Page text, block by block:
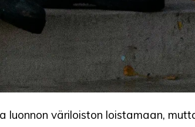
luonnon väriloiston loistamaan,